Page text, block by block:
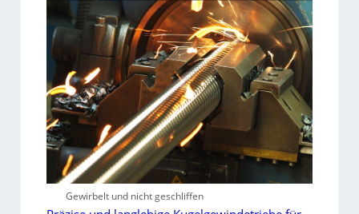
Gewirbelt und nicht geschliffen